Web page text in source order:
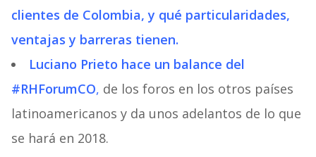
clientes de Colombia, y qué particularidades,
ventajas y barreras tienen.
Luciano Prieto hace un balance del
#RHForumCO, de los foros en los otros países
latinoamericanos y da unos adelantos de lo que
se hará en 2018.